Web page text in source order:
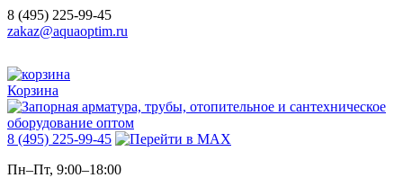
8 (495) 225-99-45
zakaz@aquaoptim.ru
Корзина
8 (495) 225-99-45
Пн–Пт, 9:00–18:00